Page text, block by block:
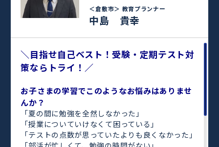
＜倉敷市＞ 教育プランナー
中島 貴幸
＼目指せ自己ベスト！受験・定期テスト対
策ならトライ！／
お子さまの学習でこのようなお悩みはありませ
んか？
「夏の間に勉強を全然しなかった」
「授業についていけなくて困っている」
「テストの点数が思っていたよりも良くなかった」